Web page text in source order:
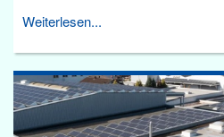
Weiterlesen...